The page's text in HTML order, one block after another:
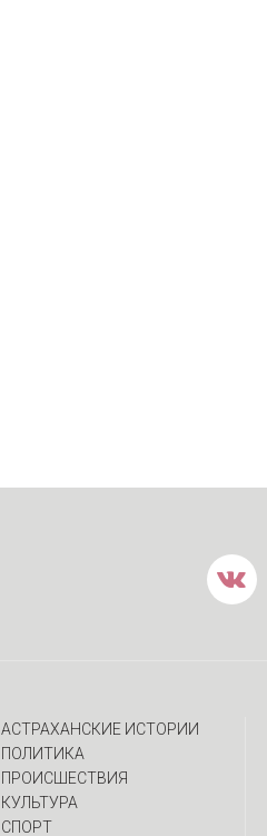
АСТРАХАНСКИЕ ИСТОРИИ
ПОЛИТИКА
ПРОИСШЕСТВИЯ
КУЛЬТУРА
СПОРТ